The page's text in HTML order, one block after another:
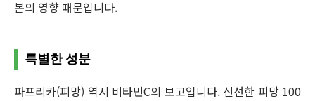
본의 영향 때문입니다.
특별한 성분
파프리카(피망) 역시 비타민C의 보고입니다. 신선한 피망 100